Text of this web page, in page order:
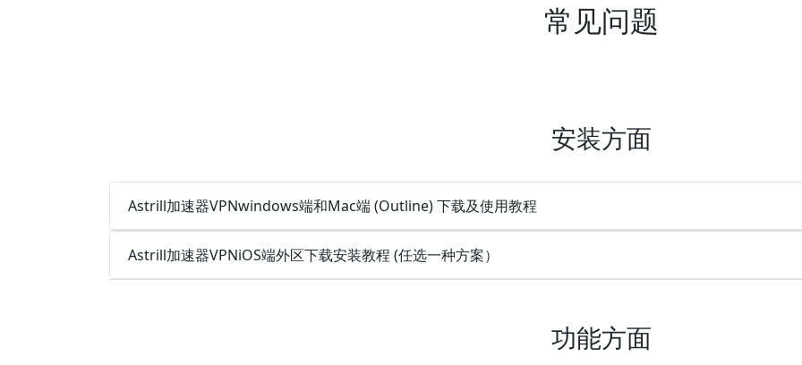
常见问题
安装方面
Astrill加速器VPNwindows端和Mac端 (Outline) 下载及使用教程
Astrill加速器VPNiOS端外区下载安装教程 (任选一种方案）
功能方面